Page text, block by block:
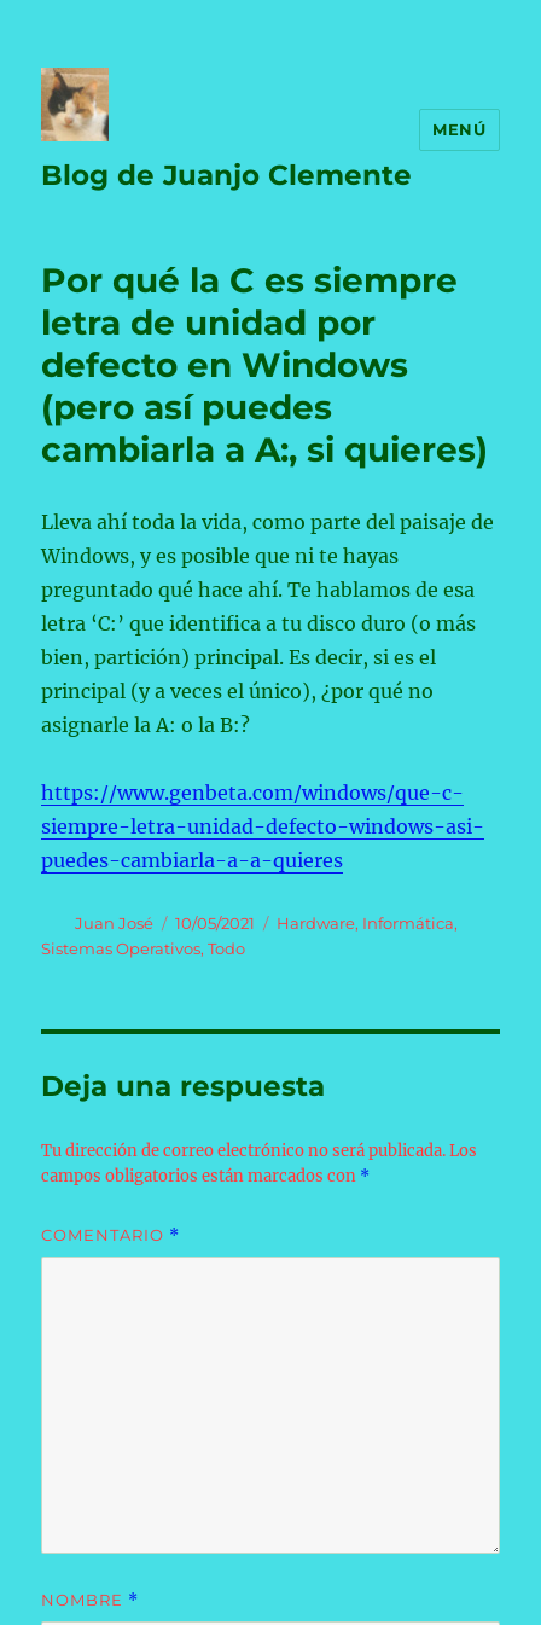
Blog de Juanjo Clemente
MENÚ
Por qué la C es siempre
letra de unidad por
defecto en Windows
(pero así puedes
cambiarla a A:, si quieres)
Lleva ahí toda la vida, como parte del paisaje de
Windows, y es posible que ni te hayas
preguntado qué hace ahí. Te hablamos de esa
letra ‘C:’ que identifica a tu disco duro (o más
bien, partición) principal. Es decir, si es el
principal (y a veces el único), ¿por qué no
asignarle la A: o la B:?
https://www.genbeta.com/windows/que-c-
siempre-letra-unidad-defecto-windows-asi-
puedes-cambiarla-a-a-quieres
Autor
Juan José
Publicado
el
10/05/2021 Categorías
Hardware, Informática,
Sistemas Operativos,Todo
Deja una respuesta
Tu dirección de correo electrónico no será publicada. Los
campos obligatorios están marcados con *
COMENTARIO *
NOMBRE *